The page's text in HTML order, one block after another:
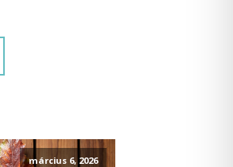
március 6, 2026